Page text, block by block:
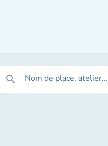
search Nom de place, atelier...